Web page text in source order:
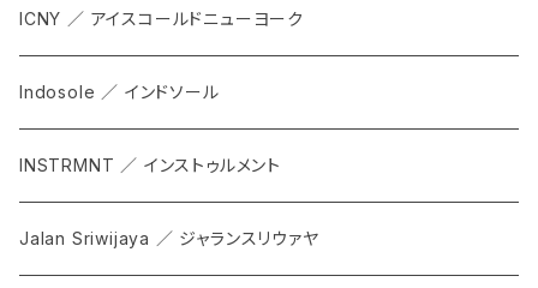
ICNY ／ アイスコールドニューヨーク
Indosole ／ インドソール
INSTRMNT ／ インストゥルメント
Jalan Sriwijaya ／ ジャランスリウァヤ